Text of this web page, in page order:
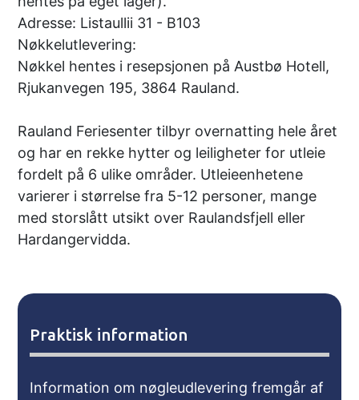
Adresse: Listaullii 31 - B103
Nøkkelutlevering:
Nøkkel hentes i resepsjonen på Austbø Hotell,
Rjukanvegen 195, 3864 Rauland.
Rauland Feriesenter tilbyr overnatting hele året
og har en rekke hytter og leiligheter for utleie
fordelt på 6 ulike områder. Utleieenhetene
varierer i størrelse fra 5-12 personer, mange
med storslått utsikt over Raulandsfjell eller
Hardangervidda.
Praktisk information
Information om nøgleudlevering fremgår af